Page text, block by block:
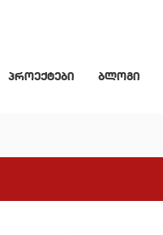
პროექტები ბლოგი